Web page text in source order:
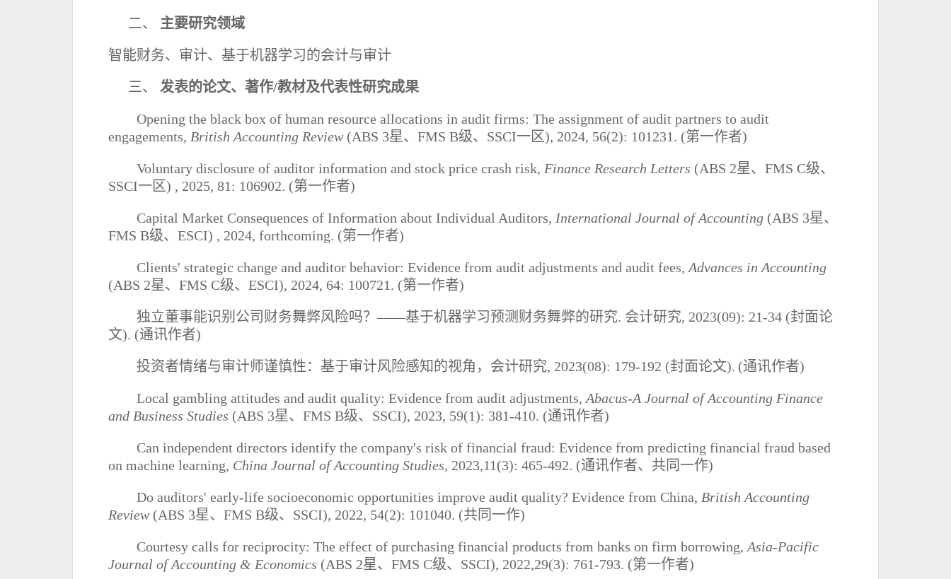
二、 主要研究领域
智能财务、审计、基于机器学习的会计与审计
三、 发表的论文、著作/教材及代表性研究成果
Opening the black box of human resource allocations in audit firms: The assignment of audit partners to audit
engagements, British Accounting Review (ABS 3星、 FMS B级、 SSCI一区), 2024, 56(2): 101231 . (第一作者)
Voluntary disclosure of auditor information and stock price crash risk, Finance Research Letters (ABS 2星、 FMS C级、
SSCI一区) , 2025, 81: 106902. (第一作者)
Capital Market Consequences of Information about Individual Auditors, International Journal of Accounting (ABS 3星、
FMS B级、 ESCI) , 2024, forthcoming. (第一作者)
Clients' strategic change and auditor behavior: Evidence from audit adjustments and audit fees, Advances in Accounting
(ABS 2星、 FMS C级、 ESCI), 2024, 64: 100721. (第一作者)
独立董事能识别公司财务舞弊风险吗？ ——基于机器学习预测财务舞弊的研究. 会计研究, 2023(09): 21-34 (封面论
文). (通讯作者)
投资者情绪与审计师谨慎性：基于审计风险感知的视角，会计研究, 2023(08): 179-192 (封面论文). (通讯作者)
Local gambling attitudes and audit quality: Evidence from audit adjustments, Abacus-A Journal of Accounting Finance
and Business Studies (ABS 3星、 FMS B级、 SSCI), 2023, 59(1): 381-410. (通讯作者)
Can independent directors identify the company's risk of financial fraud: Evidence from predicting financial fraud based
on machine learning, China Journal of Accounting Studies, 2023,11(3): 465-492. (通讯作者、共同一作)
Do auditors' early-life socioeconomic opportunities improve audit quality? Evidence from China, British Accounting
Review (ABS 3星、 FMS B级、 SSCI), 2022, 54(2): 101040. (共同一作)
Courtesy calls for reciprocity: The effect of purchasing financial products from banks on firm borrowing, Asia-Pacific
Journal of Accounting & Economics (ABS 2星、 FMS C级、 SSCI), 2022,29(3): 761-793. (第一作者)